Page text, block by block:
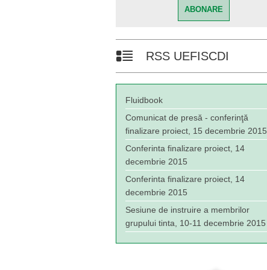
RSS UEFISCDI
Fluidbook
Comunicat de presă - conferinţă
finalizare proiect, 15 decembrie 2015
Conferinta finalizare proiect, 14
decembrie 2015
Conferinta finalizare proiect, 14
decembrie 2015
Sesiune de instruire a membrilor
grupului tinta, 10-11 decembrie 2015